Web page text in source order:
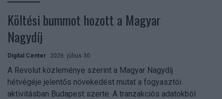
Költési bummot hozott a Magyar
Nagydíj
Digital Center 2026. július 30.
A Revolut közleménye szerint a Magyar Nagydíj
hétvégéje jelentős növekedést mutat a fogyasztói
aktivitásban Budapest szerte. A tranzakciós adatokból